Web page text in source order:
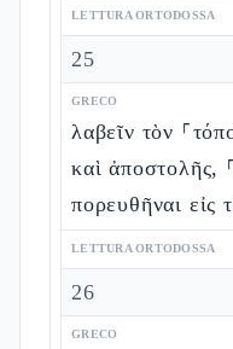
LETTURA ORTODOSSA
25
GRECO
λαβεῖν τὸν
καὶ ἀποστολῆς,
πορευθῆναι εἰς
LETTURA ORTODOSSA
26
GRECO